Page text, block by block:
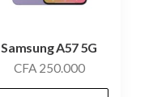
Samsung A57 5G
CFA250.000